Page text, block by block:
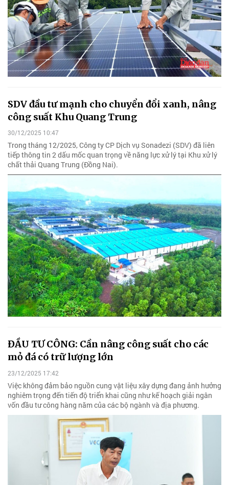
SDV đầu tư mạnh cho chuyển đổi xanh, nâng
công suất Khu Quang Trung
30/12/2025 10:47
Trong tháng 12/2025, Công ty CP Dịch vụ Sonadezi (SDV) đã liên
tiếp thông tin 2 dấu mốc quan trọng về năng lực xử lý tại Khu xử lý
chất thải Quang Trung (Đồng Nai).
ĐẦU TƯ CÔNG: Cần nâng công suất cho các
mỏ đá có trữ lượng lớn
23/12/2025 17:42
Việc không đảm bảo nguồn cung vật liệu xây dựng đang ảnh hưởng
nghiêm trọng đến tiến độ triển khai cũng như kế hoạch giải ngân
vốn đầu tư công hàng năm của các bộ ngành và địa phương.